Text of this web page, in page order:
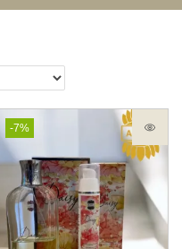
-7%